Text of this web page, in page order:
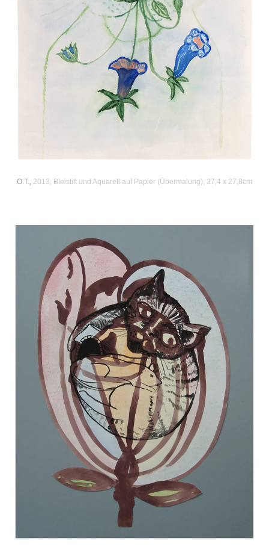
O.T. 2013, Bleistift und Aquarell auf Papier (Übermalung), 37,4 x 27,8cm